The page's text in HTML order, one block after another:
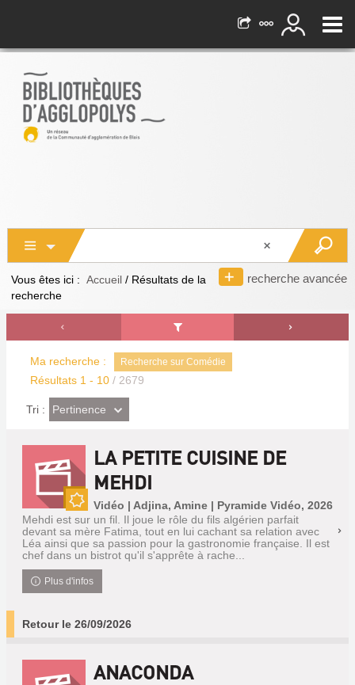
recherche avancée
Vous êtes ici : Accueil / Résultats de la
recherche
Ma recherche : Recherche sur Comédie
Résultats 1 - 10 / 2679
Tri : (Effet
imédiat)
Pertinence
Nouveauté
LA PETITE CUISINE DE
MEHDI
Vidéo | Adjina, Amine | Pyramide Vidéo, 2026
Mehdi est sur un fil. Il joue le rôle du fils algérien parfait
devant sa mère Fatima, tout en lui cachant sa relation avec
Léa ainsi que sa passion pour la gastronomie française. Il est
chef dans un bistrot qu'il s'apprête à rache...
Plus d'infos
Retour le 26/09/2026
ANACONDA